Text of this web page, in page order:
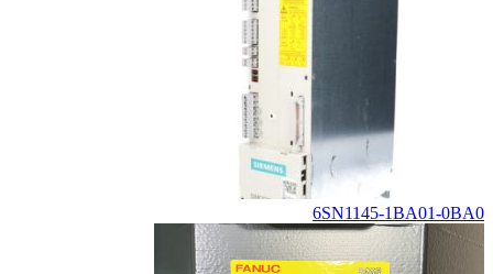
6SN1145-1BA01-0BA0